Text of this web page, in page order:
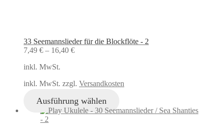
33 Seemannslieder für die Blockflöte - 2
7,49 € – 16,40 €
inkl. MwSt.
inkl. MwSt. zzgl. Versandkosten
Ausführung wählen